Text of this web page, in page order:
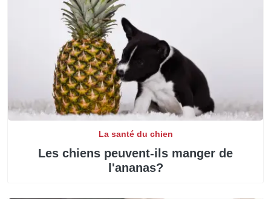
La santé du chien
Les chiens peuvent-ils manger de
l'ananas?